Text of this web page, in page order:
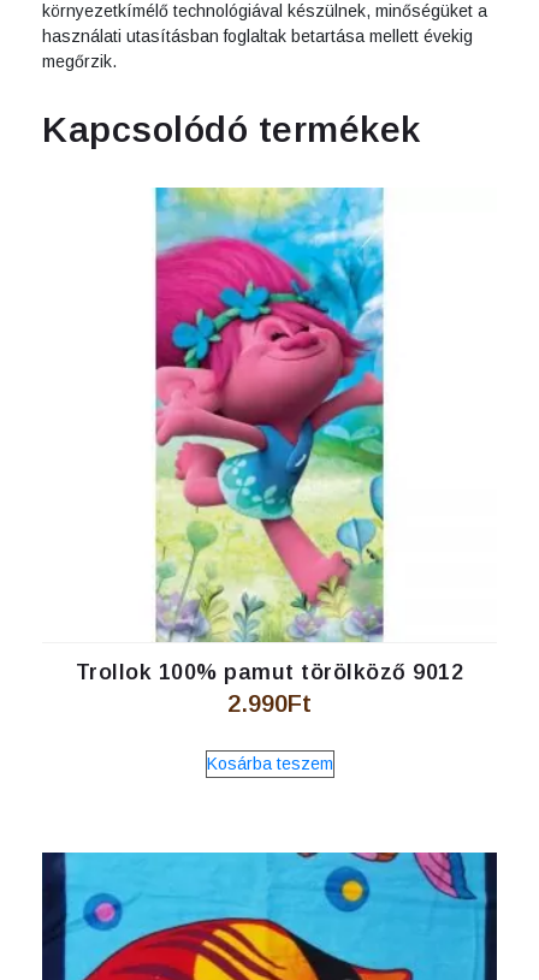
környezetkímélő technológiával készülnek, minőségüket a
használati utasításban foglaltak betartása mellett évekig
megőrzik.
Kapcsolódó termékek
Trollok 100% pamut törölköző 9012
2.990Ft
Kosárba teszem